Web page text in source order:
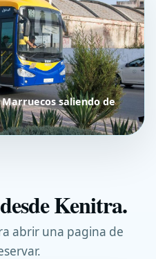
saliendo de
Kenitra.
abrir una pagina de